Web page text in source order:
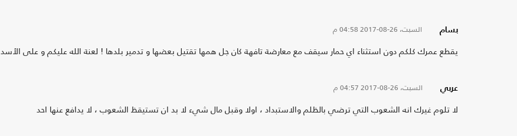
بسام السبت، 26-08-2017 04:58 م
يقطع عمرك كلكم دون استثناء اي حمار سيقف مع معارضة تافهة كان جل همها تقتيل بعضها و تدمير بلدها ! لعنة الله عليكم و على الأسد
عربي السبت، 26-08-2017 04:57 م
لا تلوم غيرك انه الشعوب التي ترضي بالظلم والاستبداد ، اولا وقبل مال شيء لا بد ان تستيقظ الشعوب ، لا يدافع عنها احد